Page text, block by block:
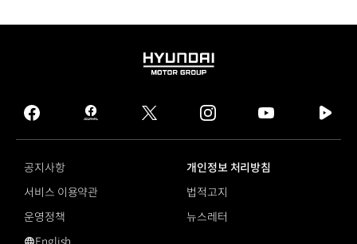
HYUNDAI
GROUP
facebook
hmg
journal
twitter instagram
tv
공지사항
개인정보 처리방침
서비스 이용약관
법적고지
운영정책
뉴스레터